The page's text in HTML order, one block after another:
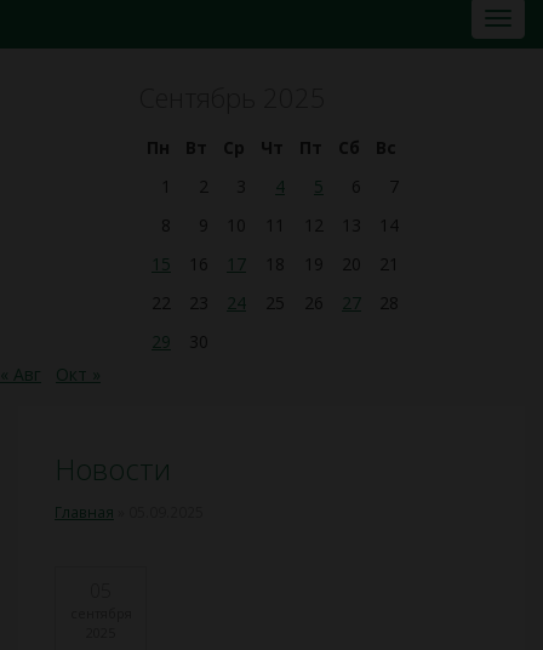
Пн Вт Ср Чт Пт Сб
Вс
1
2 3 4 5 6
7
8
9 10 11 12 13
14
15
16 17 18 19 20
21
22
23 24 25 26 27
28
29
30
« Авг
Окт »
Новости
Главная